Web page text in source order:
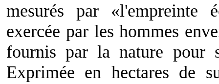
mesurés par «l'empreinte
exercée par les hommes
fournis par la nature pour
Exprimée en hectares de